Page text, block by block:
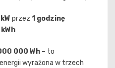
przez 1 godzinę
000 Wh – to
wyrażona w trzech